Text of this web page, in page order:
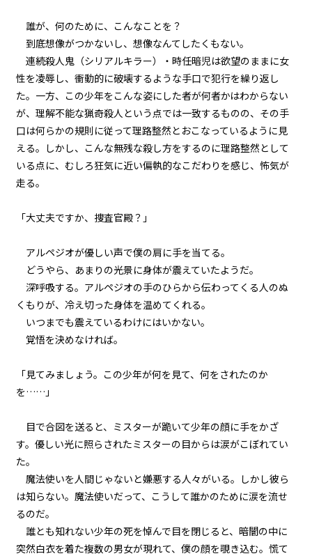
文字サイズ
フォント
第１話
『Serial killer（連続殺人鬼）』
＜１２＞
第１話
『Serial killer（連続殺人鬼）』
＜１３＞
第１話
『Serial killer（連続殺人鬼）』
＜１４＞
『Serial killer（連続殺人鬼）』
第１話
『Serial killer（連続殺人鬼）』
＜１６＞
第１話
第１話
第１話
＜２０＞
誰が、何のために、こんなことを？
到底想像がつかないし、想像なんてしたくもない。
連続殺人鬼（シリアルキラー）・時任暗児は欲望のままに女
性を凌辱し、衝動的に破壊するような手口で犯行を繰り返し
た。一方、この少年をこんな姿にした者が何者かはわからない
が、理解不能な猟奇殺人という点では一致するものの、その手
口は何らかの規則に従って理路整然とおこなっているように見
える。しかし、こんな無残な殺し方をするのに理路整然として
いる点に、むしろ狂気に近い偏執的なこだわりを感じ、怖気が
走る。
「大丈夫ですか、捜査官殿？」
アルペジオが優しい声で僕の肩に手を当てる。
どうやら、あまりの光景に身体が震えていたようだ。
深呼吸する。アルペジオの手のひらから伝わってくる人のぬ
くもりが、冷え切った身体を温めてくれる。
いつまでも震えているわけにはいかない。
覚悟を決めなければ。
「見てみましょう。この少年が何を見て、何をされたのか
を……」
目で合図を送ると、ミスターが跪いて少年の顔に手をかざ
す。優しい光に照らされたミスターの目からは涙がこぼれてい
た。
魔法使いを人間じゃないと嫌悪する人々がいる。しかし彼ら
は知らない。魔法使いだって、こうして誰かのために涙を流せ
るのだ。
誰とも知れない少年の死を悼んで目を閉じると、暗闇の中に
突然白衣を着た複数の男女が現れて、僕の顔を覗き込む。慌て